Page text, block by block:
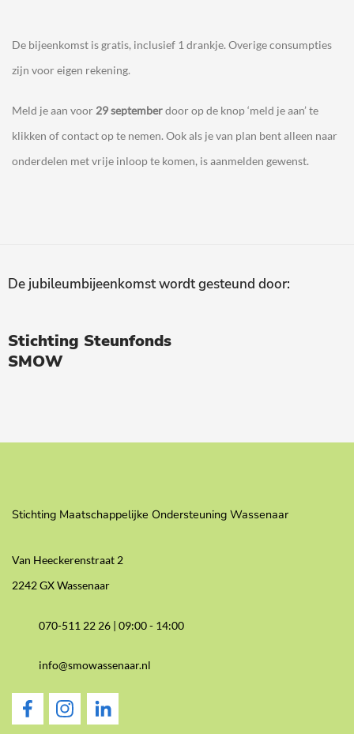
De bijeenkomst is gratis, inclusief 1 drankje. Overige consumpties
zijn voor eigen rekening.
Meld je aan voor 29 septemberdoor op de knop ‘meld je aan’ te
klikken of contact op te nemen. Ook als je van plan bent alleen naar
onderdelen met vrije inloop te komen, is aanmelden gewenst.
De jubileumbijeenkomst wordt gesteund door:
Stichting Steunfonds
SMOW
Stichting Maatschappelijke Ondersteuning Wassenaar
Van Heeckerenstraat 2
2242 GX Wassenaar
070-511 22 26 |09:00 - 14:00
info@smowassenaar.nl